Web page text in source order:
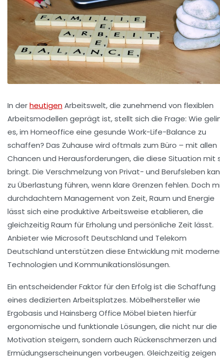
In derheutigenArbeitswelt, die zunehmend von flexiblen
Arbeitsmodellen geprägt ist, stellt sich die Frage: Wie
es, im Homeoffice eine gesunde Work-Life-Balance zu
schaffen? Das Zuhause wird oftmals zum Büro – mit allen
Chancen und Herausforderungen, die diese Situation mit
bringt. Die Verschmelzung von Privat- und Berufsleben
zu Überlastung führen, wenn klare Grenzen fehlen. Doch
durchdachtem Management von Zeit, Raum und Energie
lässt sich eine produktive Arbeitsweise etablieren, die
gleichzeitig Raum für Erholung und persönliche Zeit lässt.
Anbieter wie Microsoft Deutschland und Telekom
Deutschland unterstützen diese Entwicklung mit
Technologien und Kommunikationslösungen.
Ein entscheidender Faktor für den Erfolg ist die Schaffung
eines dedizierten Arbeitsplatzes. Möbelhersteller wie
Ergobasis und Hainsberg Office Möbel bieten hierfür
ergonomische und funktionale Lösungen, die nicht nur die
Motivation steigern, sondern auch Rückenschmerzen und
Ermüdungserscheinungen vorbeugen. Gleichzeitig zeigen